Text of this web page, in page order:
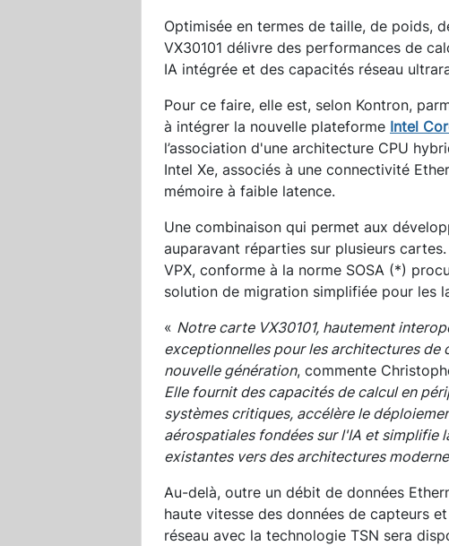
Optimisée en termes de taille, de poids,
VX30101 délivre des performances de
IA intégrée et des capacités réseau
Pour ce faire, elle est, selon Kontron,
à intégrer la nouvelle plateforme Intel
l’association d'une architecture CPU
Intel Xe, associés à une connectivité
mémoire à faible latence.
Une combinaison qui permet aux
auparavant réparties sur plusieurs
VPX, conforme à la norme SOSA (*)
solution de migration simplifiée pour les
« Notre carte VX30101, hautement
exceptionnelles pour les architectures de
nouvelle génération, commente
Elle fournit des capacités de calcul en
systèmes critiques, accélère le
aérospatiales fondées sur l'IA et simplifie
existantes vers des architectures
Au-delà, outre un débit de données
haute vitesse des données de capteurs
réseau avec la technologie TSN sera